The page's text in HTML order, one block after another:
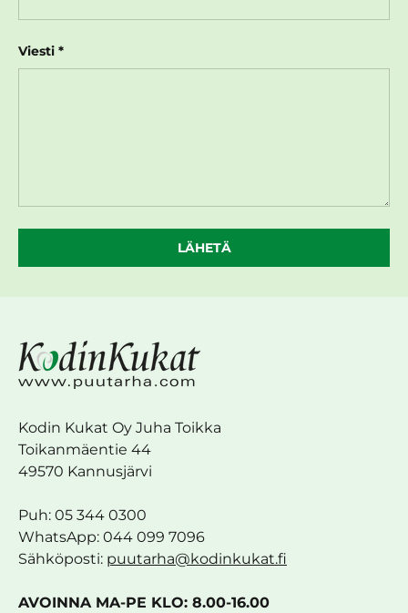
Viesti
LÄHETÄ
Kodin Kukat Oy Juha Toikka
Toikanmäentie 44
49570 Kannusjärvi
Puh: 05 344 0300
WhatsApp: 044 099 7096
Sähköposti: puutarha@kodinkukat.fi
AVOINNA MA-PE KLO: 8.00-16.00